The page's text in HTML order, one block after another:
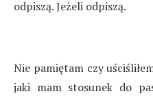
odpiszą. Jeżeli odpiszą.
Nie pamiętam czy
jaki mam stosunek do